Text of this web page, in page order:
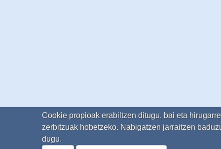
Cookie propioak erabiltzen ditugu, bai eta
zerbitzuak hobetzeko. Nabigatzen jarraitzen
dugu.